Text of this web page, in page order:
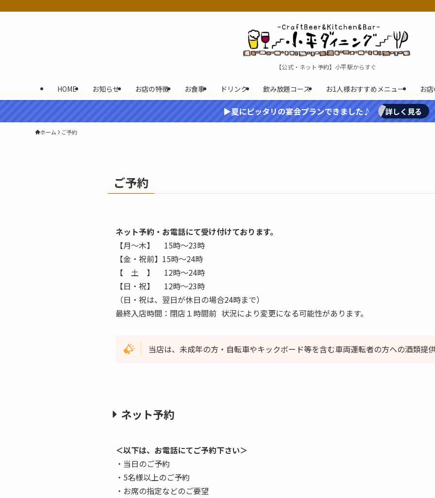
【公式・ネット予約】小平駅からすぐ
HOME お知らせ お店の特徴 お食事 ドリンク 飲み放題コース お1人様おすすめメニュー お
▶夏にピッタリの宴会プランできました♪ 詳しく見る
ホーム ご予約
ご予約
ネット予約・お電話にて受け付けております。
【月〜木】 15時〜23時
【金・祝前】15時〜24時
【 土 】 12時〜24時
【日・祝】 12時〜23時
（日・祝は、翌日が休日の場合24時まで）
最終入店時間：閉店１時間前 状況により変更になる可能性があります。
当店は、未成年の方・自転車やキックボード等を含む車両運転者の方への酒類提
ネット予約
＜以下は、お電話にてご予約下さい＞
・当日のご予約
・5名様以上のご予約
・お席の指定などのご要望